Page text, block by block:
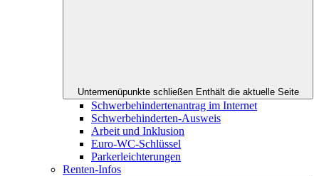
Untermenüpunkte schließen Enthält die aktuelle Seite
Schwerbehindertenantrag im Internet
Schwerbehinderten-Ausweis
Arbeit und Inklusion
Euro-WC-Schlüssel
Parkerleichterungen
Renten-Infos